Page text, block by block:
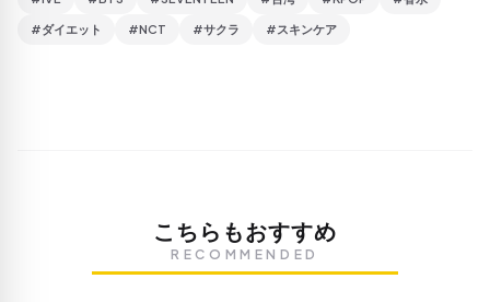
#ダイエット #NCT #サクラ #スキンケア
こちらもおすすめ
RECOMMENDED